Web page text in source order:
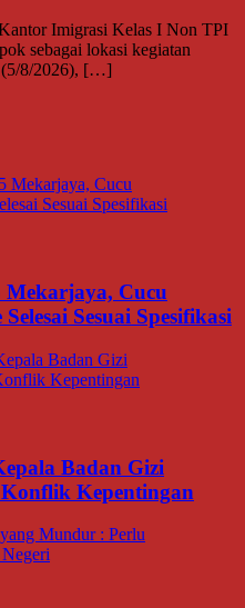
Imigrasi Kelas I Non TPI
sebagai lokasi kegiatan
(5/8/2026), […]
Cucu
Sesuai Spesifikasi
Badan Gizi
Konflik Kepentingan